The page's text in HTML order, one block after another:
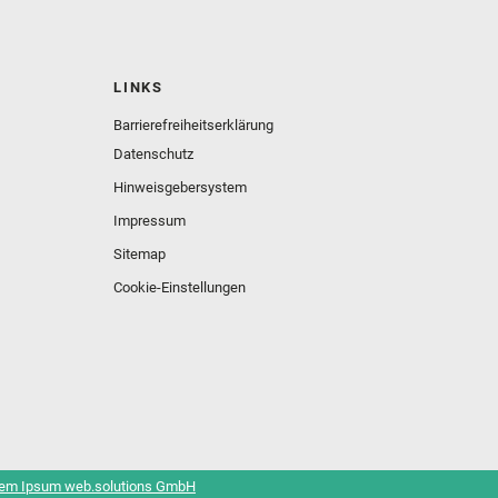
LINKS
Barrierefreiheitserklärung
Datenschutz
Hinweisgebersystem
Impressum
Sitemap
Cookie-Einstellungen
Ipsum web.solutions GmbH